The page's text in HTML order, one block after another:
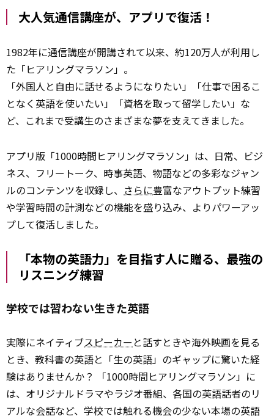
大人気通信講座が、アプリで復活！
1982年に通信講座が開講されて以来、約120万人が利用し
た「ヒアリングマラソン」。
「外国人と自由に話せるようになりたい」「仕事で困るこ
となく英語を使いたい」「資格を取って留学したい」な
ど、これまで受講生のさまざまな夢を支えてきました。
アプリ版「1000時間ヒアリングマラソン」は、日常、ビジ
ネス、フリートーク、時事英語、物語などの多彩なジャン
ルのコンテンツを収録し、 さらに豊富なアウトプット練習
や学習時間の計測などの機能を盛り込み、よりパワーアッ
プして復活しました。
「本物の英語力」を目指す人に贈る、最強の
リスニング練習
学校では習わない生きた英語
実際にネイティブスピーカー と話すときや海外映画を見る
とき、教科書の英語と「生の英語」のギャップに驚いた経
験はありませんか？ 「1000時間ヒアリングマラソン」に
は、オリジナルドラマやラジオ番組、各国の英語話者のリ
アルな会話など、学校では触れる機会の少ない本場の英語